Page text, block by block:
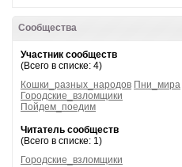
Сообщества
Участник сообществ
(Всего в списке: 4)
Кошки_разных_народов Пни_мира
Городские_взломщики
Пойдем_поедим
Читатель сообществ
(Всего в списке: 1)
Городские_взломщики